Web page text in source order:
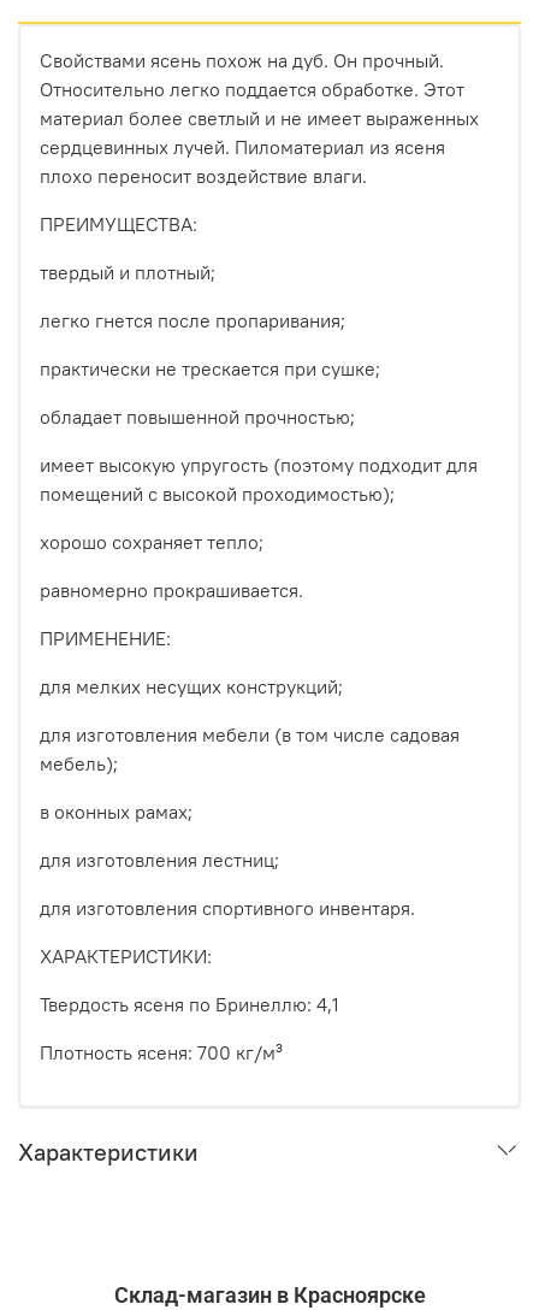
Свойствами ясень похож на дуб. Он прочный.
Относительно легко поддается обработке. Этот
материал более светлый и не имеет выраженных
сердцевинных лучей. Пиломатериал из ясеня
плохо переносит воздействие влаги.
ПРЕИМУЩЕСТВА:
твердый и плотный;
легко гнется после пропаривания;
практически не трескается при сушке;
обладает повышенной прочностью;
имеет высокую упругость (поэтому подходит для
помещений с высокой проходимостью);
хорошо сохраняет тепло;
равномерно прокрашивается.
ПРИМЕНЕНИЕ:
для мелких несущих конструкций;
для изготовления мебели (в том числе садовая
мебель);
в оконных рамах;
для изготовления лестниц;
для изготовления спортивного инвентаря.
ХАРАКТЕРИСТИКИ:
Твердость ясеня по Бринеллю: 4,1
Плотность ясеня: 700 кг/м³
Характеристики
Склад-магазин в Красноярске